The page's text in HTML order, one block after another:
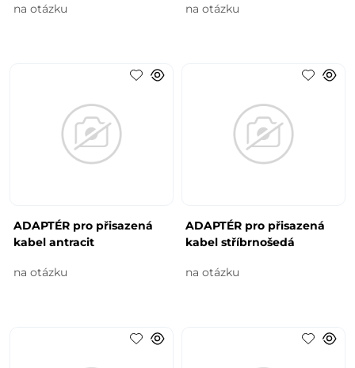
na otázku na otázku
ADAPTÉR pro přisazená
kabel antracit
na otázku
ADAPTÉR pro přisazená
kabel stříbrnošedá
na otázku